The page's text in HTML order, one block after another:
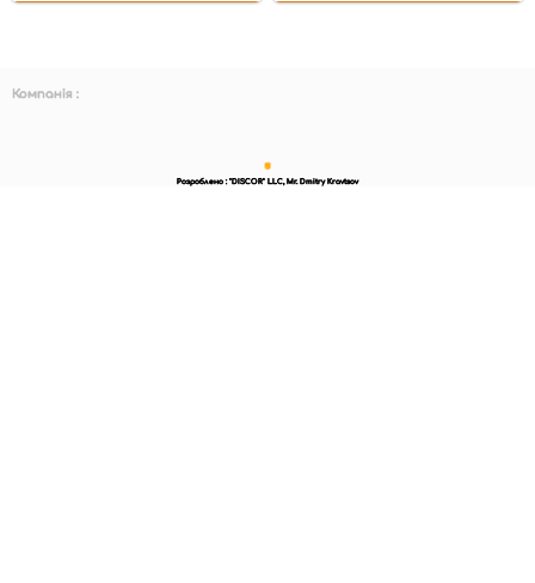
Компанія :
Розроблено : "DISCOR" LLC, Mr. Dmitry Kravtsov